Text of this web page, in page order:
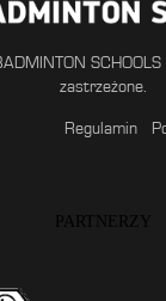
zastrzeżone.
Regulamin
PARTNERZY